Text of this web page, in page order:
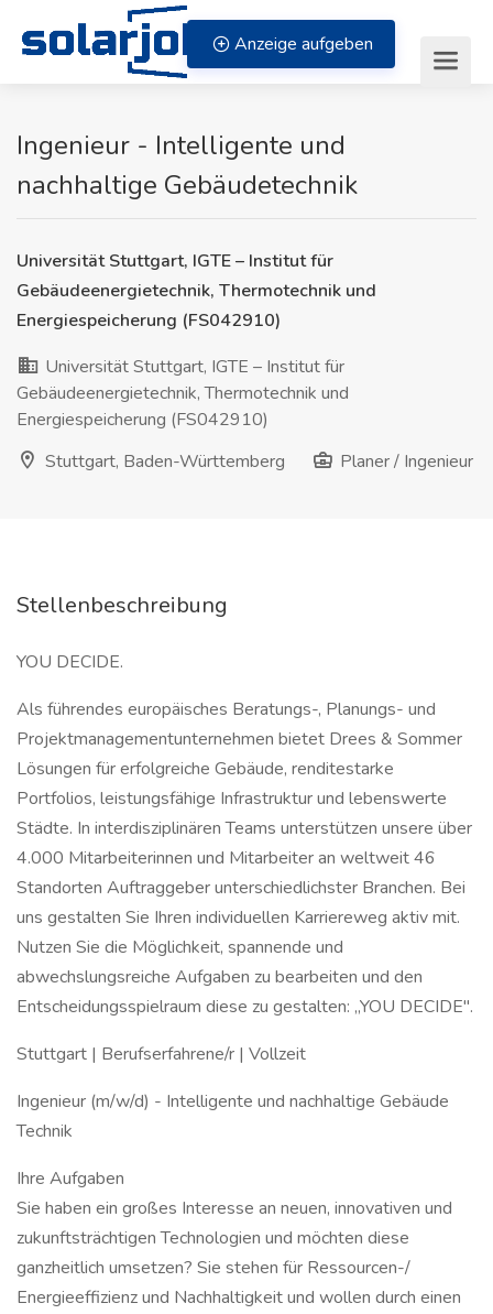
Zum Inhalt springen
Anzeige aufgeben
Ingenieur - Intelligente und
nachhaltige Gebäudetechnik
Universität Stuttgart, IGTE – Institut für
Gebäudeenergietechnik, Thermotechnik und
Energiespeicherung (FS042910)
Universität Stuttgart, IGTE – Institut für
Gebäudeenergietechnik, Thermotechnik und
Energiespeicherung (FS042910)
Stuttgart, Baden-Württemberg
Planer / Ingenieur
Stellenbeschreibung
YOU DECIDE.
Als führendes europäisches Beratungs-, Planungs- und
Projektmanagementunternehmen bietet Drees & Sommer
Lösungen für erfolgreiche Gebäude, renditestarke
Portfolios, leistungsfähige Infrastruktur und lebenswerte
Städte. In interdisziplinären Teams unterstützen unsere über
4.000 Mitarbeiterinnen und Mitarbeiter an weltweit 46
Standorten Auftraggeber unterschiedlichster Branchen. Bei
uns gestalten Sie Ihren individuellen Karriereweg aktiv mit.
Nutzen Sie die Möglichkeit, spannende und
abwechslungsreiche Aufgaben zu bearbeiten und den
Entscheidungsspielraum diese zu gestalten: „YOU DECIDE".
Stuttgart | Berufserfahrene/r | Vollzeit
Ingenieur (m/w/d) - Intelligente und nachhaltige Gebäude
Technik
Ihre Aufgaben
Sie haben ein großes Interesse an neuen, innovativen und
zukunftsträchtigen Technologien und möchten diese
ganzheitlich umsetzen? Sie stehen für Ressourcen-/
Energieeffizienz und Nachhaltigkeit und wollen durch einen